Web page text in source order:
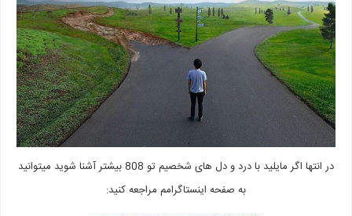
در انتها اگر مایلید با درد و دل های شخصیم تو 808 بیشتر آشنا شوید میتوانید
به صفحه اینستاگرامم مراجعه کنید: